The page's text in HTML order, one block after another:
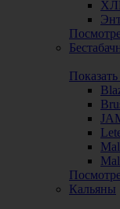
Кальяны